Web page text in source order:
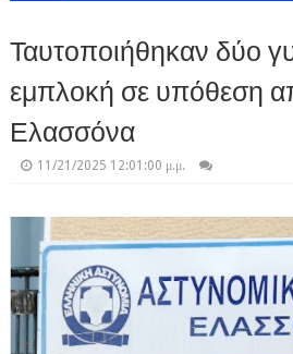
Ταυτοποιήθηκαν δύο
εμπλοκή σε υπόθεση
Ελασσόνα
11/21/2025 12:01:00 μ.μ.